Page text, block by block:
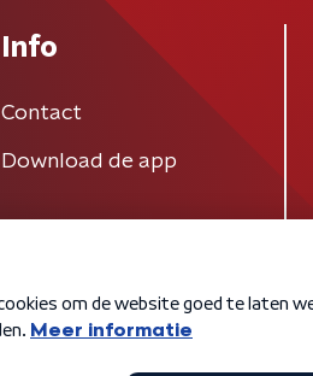
Info
Contact
Download de app